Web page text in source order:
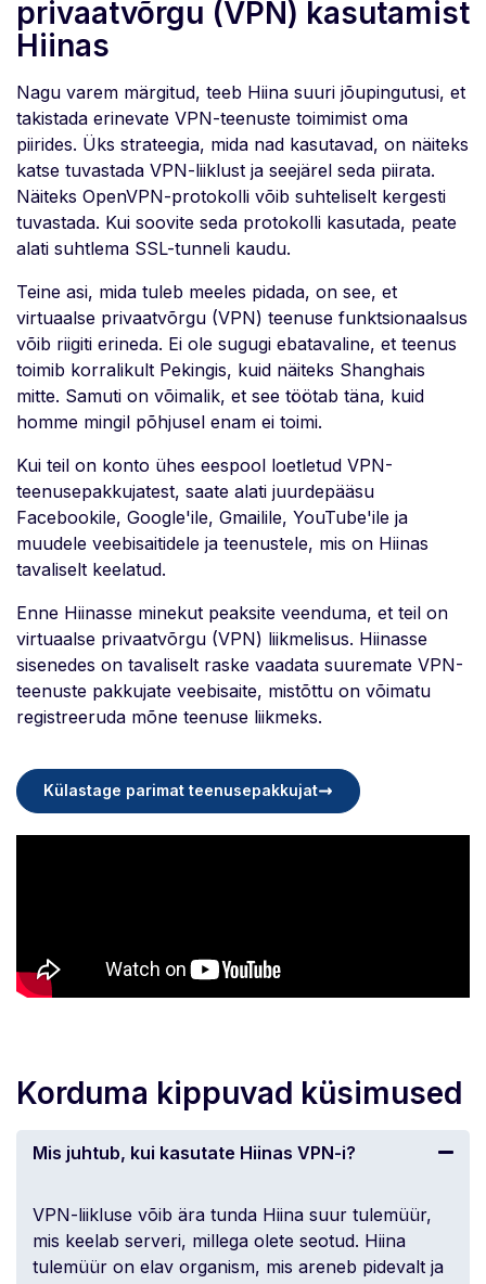
privaatvõrgu (VPN) kasutamist
Hiinas
Nagu varem märgitud, teeb Hiina suuri jõupingutusi, et
takistada erinevate VPN-teenuste toimimist oma
piirides. Üks strateegia, mida nad kasutavad, on näiteks
katse tuvastada VPN-liiklust ja seejärel seda piirata.
Näiteks OpenVPN-protokolli võib suhteliselt kergesti
tuvastada. Kui soovite seda protokolli kasutada, peate
alati suhtlema SSL-tunneli kaudu.
Teine asi, mida tuleb meeles pidada, on see, et
virtuaalse privaatvõrgu (VPN) teenuse funktsionaalsus
võib riigiti erineda. Ei ole sugugi ebatavaline, et teenus
toimib korralikult Pekingis, kuid näiteks Shanghais
mitte. Samuti on võimalik, et see töötab täna, kuid
homme mingil põhjusel enam ei toimi.
Kui teil on konto ühes eespool loetletud VPN-
teenusepakkujatest, saate alati juurdepääsu
Facebookile, Google'ile, Gmailile, YouTube'ile ja
muudele veebisaitidele ja teenustele, mis on Hiinas
tavaliselt keelatud.
Enne Hiinasse minekut peaksite veenduma, et teil on
virtuaalse privaatvõrgu (VPN) liikmelisus. Hiinasse
sisenedes on tavaliselt raske vaadata suuremate VPN-
teenuste pakkujate veebisaite, mistõttu on võimatu
registreeruda mõne teenuse liikmeks.
Külastage parimat teenusepakkujat
Korduma kippuvad küsimused
Mis juhtub, kui kasutate Hiinas VPN-i?
VPN-liikluse võib ära tunda Hiina suur tulemüür,
mis keelab serveri, millega olete seotud. Hiina
tulemüür on elav organism, mis areneb pidevalt ja